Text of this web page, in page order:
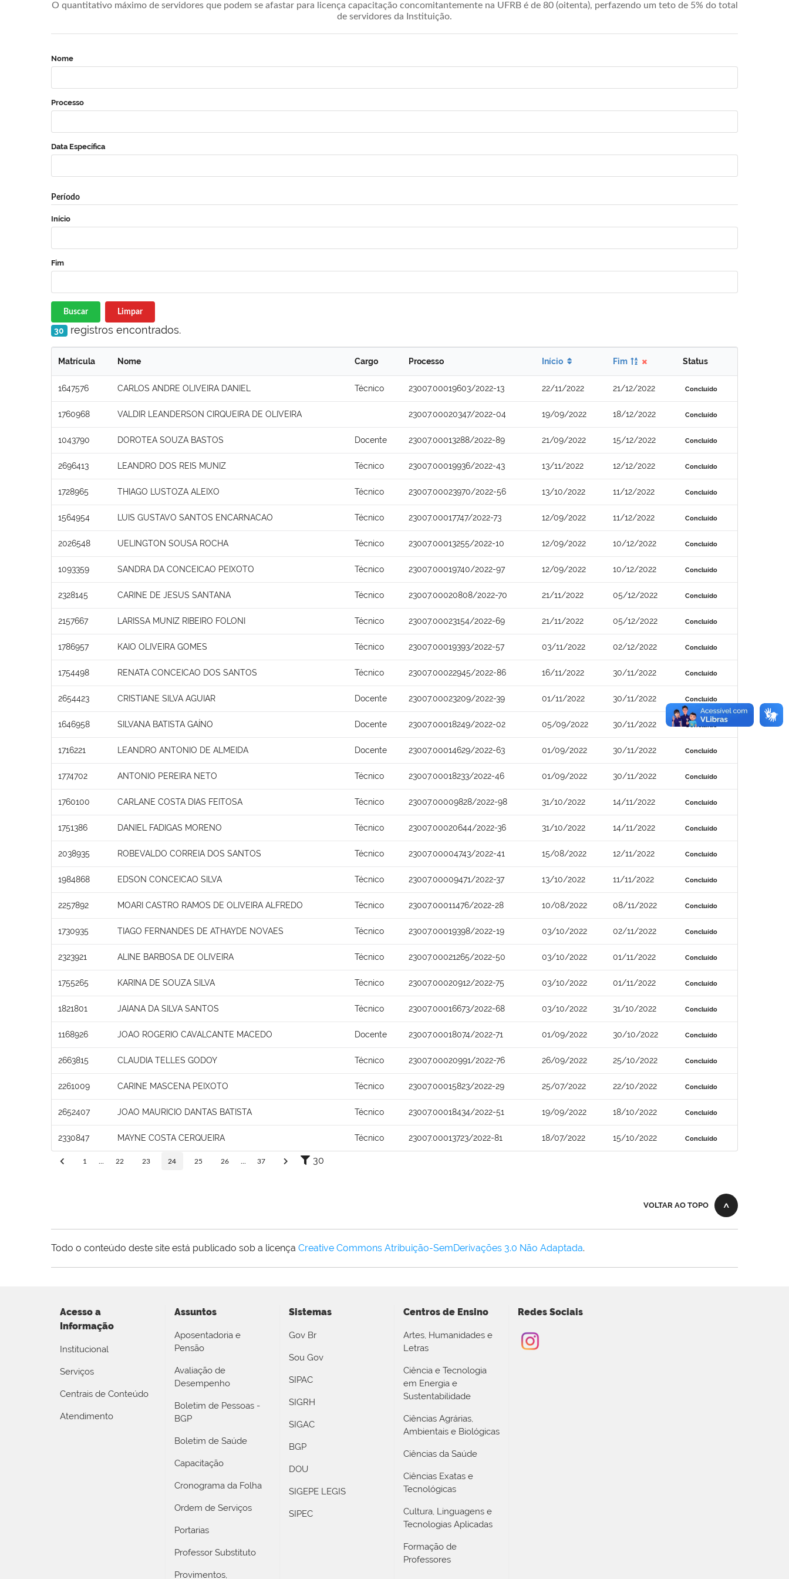
O quantitativo máximo de servidores que podem se afastar para licença capacitação concomitantemente na UFRB é de 80 (oitenta), perfazendo um teto de 5% do total
de servidores da Instituição.
Nome
Processo
Data Específica
Período
Início
Fim
Buscar Limpar
30 registros encontrados.
Matrícula Nome Cargo Processo Início Fim Status
1647576 CARLOS ANDRE OLIVEIRA DANIEL Técnico 23007.00019603/2022-13 22/11/2022 21/12/2022 Concluído
1760968 VALDIR LEANDERSON CIRQUEIRA DE OLIVEIRA 23007.00020347/2022-04 19/09/2022 18/12/2022 Concluído
1043790 DOROTEA SOUZA BASTOS Docente 23007.00013288/2022-89 21/09/2022 15/12/2022 Concluído
2696413 LEANDRO DOS REIS MUNIZ Técnico 23007.00019936/2022-43 13/11/2022 12/12/2022 Concluído
1728965 THIAGO LUSTOZA ALEIXO Técnico 23007.00023970/2022-56 13/10/2022 11/12/2022 Concluído
1564954 LUIS GUSTAVO SANTOS ENCARNACAO Técnico 23007.00017747/2022-73 12/09/2022 11/12/2022 Concluído
2026548 UELINGTON SOUSA ROCHA Técnico 23007.00013255/2022-10 12/09/2022 10/12/2022 Concluído
1093359 SANDRA DA CONCEICAO PEIXOTO Técnico 23007.00019740/2022-97 12/09/2022 10/12/2022 Concluído
2328145 CARINE DE JESUS SANTANA Técnico 23007.00020808/2022-70 21/11/2022 05/12/2022 Concluído
2157667 LARISSA MUNIZ RIBEIRO FOLONI Técnico 23007.00023154/2022-69 21/11/2022 05/12/2022 Concluído
1786957 KAIO OLIVEIRA GOMES Técnico 23007.00019393/2022-57 03/11/2022 02/12/2022 Concluído
1754498 RENATA CONCEICAO DOS SANTOS Técnico 23007.00022945/2022-86 16/11/2022 30/11/2022 Concluído
2654423 CRISTIANE SILVA AGUIAR Docente 23007.00023209/2022-39 01/11/2022 30/11/2022 Concluído
1646958 SILVANA BATISTA GAÍNO Docente 23007.00018249/2022-02 05/09/2022 30/11/2022 Concluído
1716221 LEANDRO ANTONIO DE ALMEIDA Docente 23007.00014629/2022-63 01/09/2022 30/11/2022 Concluído
1774702 ANTONIO PEREIRA NETO Técnico 23007.00018233/2022-46 01/09/2022 30/11/2022 Concluído
1760100 CARLANE COSTA DIAS FEITOSA Técnico 23007.00009828/2022-98 31/10/2022 14/11/2022 Concluído
1751386 DANIEL FADIGAS MORENO Técnico 23007.00020644/2022-36 31/10/2022 14/11/2022 Concluído
2038935 ROBEVALDO CORREIA DOS SANTOS Técnico 23007.00004743/2022-41 15/08/2022 12/11/2022 Concluído
1984868 EDSON CONCEICAO SILVA Técnico 23007.00009471/2022-37 13/10/2022 11/11/2022 Concluído
2257892 MOARI CASTRO RAMOS DE OLIVEIRA ALFREDO Técnico 23007.00011476/2022-28 10/08/2022 08/11/2022 Concluído
1730935 TIAGO FERNANDES DE ATHAYDE NOVAES Técnico 23007.00019398/2022-19 03/10/2022 02/11/2022 Concluído
2323921 ALINE BARBOSA DE OLIVEIRA Técnico 23007.00021265/2022-50 03/10/2022 01/11/2022 Concluído
1755265 KARINA DE SOUZA SILVA Técnico 23007.00020912/2022-75 03/10/2022 01/11/2022 Concluído
1821801 JAIANA DA SILVA SANTOS Técnico 23007.00016673/2022-68 03/10/2022 31/10/2022 Concluído
1168926 JOAO ROGERIO CAVALCANTE MACEDO Docente 23007.00018074/2022-71 01/09/2022 30/10/2022 Concluído
2663815 CLAUDIA TELLES GODOY Técnico 23007.00020991/2022-76 26/09/2022 25/10/2022 Concluído
2261009 CARINE MASCENA PEIXOTO Técnico 23007.00015823/2022-29 25/07/2022 22/10/2022 Concluído
2652407 JOAO MAURICIO DANTAS BATISTA Técnico 23007.00018434/2022-51 19/09/2022 18/10/2022 Concluído
2330847 MAYNE COSTA CERQUEIRA Técnico 23007.00013723/2022-81 18/07/2022 15/10/2022 Concluído
1 22 23 24 25 26 37 30
VOLTAR AO TOPO
Todo o conteúdo deste site está publicado sob a licença Creative Commons Atribuição-SemDerivações 3.0 Não Adaptada.
Acesso a
Informação
Institucional
Serviços
Centrais de Conteúdo
Atendimento
Assuntos
Aposentadoria e
Pensão
Avaliação de
Desempenho
Boletim de Pessoas -
BGP
Boletim de Saúde
Capacitação
Cronograma da Folha
Ordem de Serviços
Portarias
Professor Substituto
Provimentos,
Sistemas
Gov Br
Sou Gov
SIPAC
SIGRH
SIGAC
BGP
DOU
SIGEPE LEGIS
SIPEC
Centros de Ensino
Artes, Humanidades e
Letras
Ciência e Tecnologia
em Energia e
Sustentabilidade
Ciências Agrárias,
Ambientais e Biológicas
Ciências da Saúde
Ciências Exatas e
Tecnológicas
Cultura, Linguagens e
Tecnologias Aplicadas
Formação de
Professores
Redes Sociais